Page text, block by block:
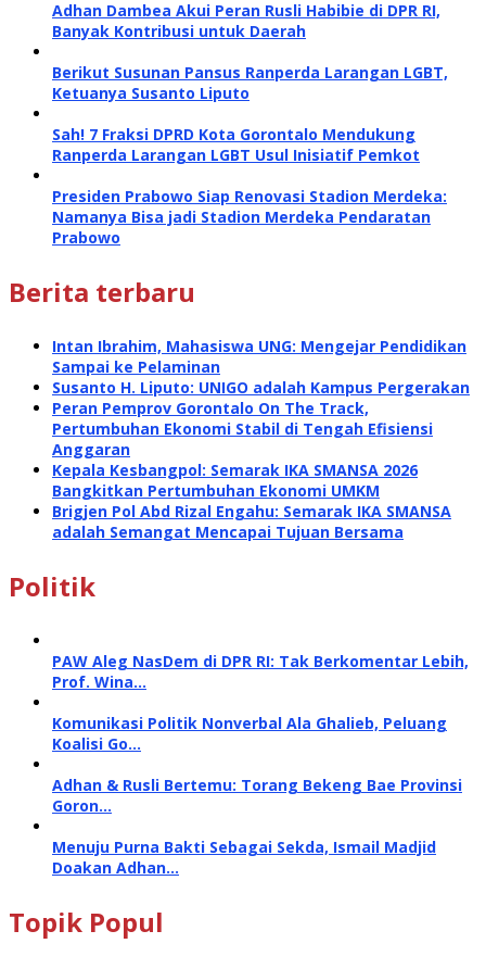
Adhan Dambea Akui Peran Rusli Habibie di DPR RI,
Banyak Kontribusi untuk Daerah
Berikut Susunan Pansus Ranperda Larangan LGBT,
Ketuanya Susanto Liputo
Sah! 7 Fraksi DPRD Kota Gorontalo Mendukung
Ranperda Larangan LGBT Usul Inisiatif Pemkot
Presiden Prabowo Siap Renovasi Stadion Merdeka:
Namanya Bisa jadi Stadion Merdeka Pendaratan
Prabowo
Berita terbaru
Intan Ibrahim, Mahasiswa UNG: Mengejar Pendidikan
Sampai ke Pelaminan
Susanto H. Liputo: UNIGO adalah Kampus Pergerakan
Peran Pemprov Gorontalo On The Track,
Pertumbuhan Ekonomi Stabil di Tengah Efisiensi
Anggaran
Kepala Kesbangpol: Semarak IKA SMANSA 2026
Bangkitkan Pertumbuhan Ekonomi UMKM
Brigjen Pol Abd Rizal Engahu: Semarak IKA SMANSA
adalah Semangat Mencapai Tujuan Bersama
Politik
PAW Aleg NasDem di DPR RI: Tak Berkomentar Lebih,
Prof. Wina…
Komunikasi Politik Nonverbal Ala Ghalieb, Peluang
Koalisi Go…
Adhan & Rusli Bertemu: Torang Bekeng Bae Provinsi
Goron…
Menuju Purna Bakti Sebagai Sekda, Ismail Madjid
Doakan Adhan…
Topik Popul